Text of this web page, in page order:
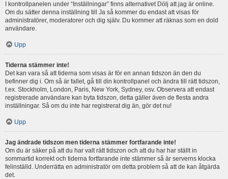
I kontrollpanelen under “Inställningar” finns alternativet Dölj att jag är online.
Om du sätter denna inställning till Ja så kommer du endast att visas för
administratörer, moderatorer och dig själv. Du kommer att räknas som en dold
användare.
Upp
Tiderna stämmer inte!
Det kan vara så att tiderna som visas är för en annan tidszon än den du
befinner dig i. Om så är fallet, gå till din kontrollpanel och ändra till rätt tidszon,
t.ex. Stockholm, London, Paris, New York, Sydney, osv. Observera att endast
registrerade användare kan byta tidszon, detta gäller även de flesta andra
inställningar. Så om du inte har registrerat dig än, gör det nu!
Upp
Jag ändrade tidszon men tiderna stämmer fortfarande inte!
Om du är säker på att du har valt rätt tidszon och att du har har ställt in
sommartid korrekt och tiderna fortfarande inte stämmer så är serverns klocka
felinställd. Underrätta en administratör om detta problem så att de kan åtgärda
det.